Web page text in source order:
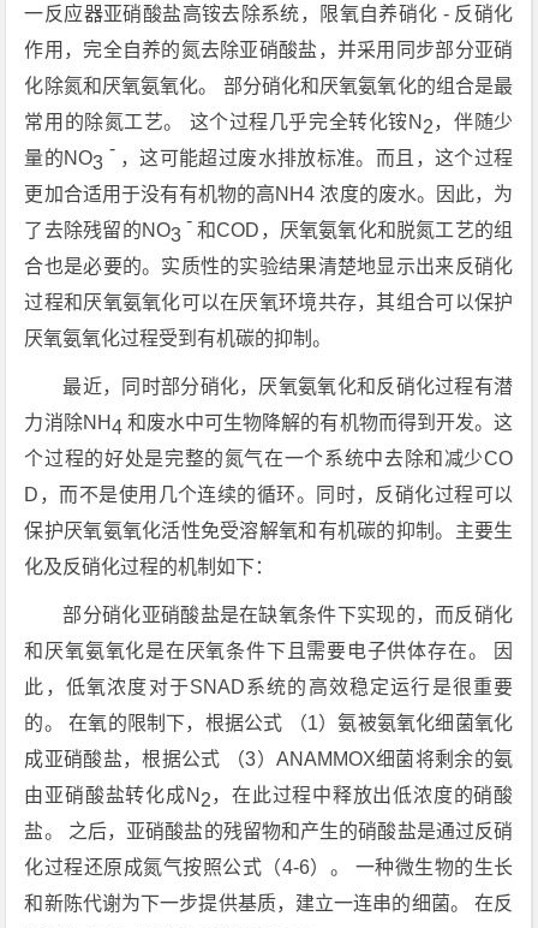
一反应器亚硝酸盐高铵去除系统，限氧自养硝化 - 反硝化
作用，完全自养的氮去除亚硝酸盐，并采用同步部分亚硝
化除氮和厌氧氨氧化。 部分硝化和厌氧氨氧化的组合是最
常用的除氮工艺。 这个过程几乎完全转化铵N 2，伴随少
量的NO3
-，这可能超过废水排放标准。而且，这个过程
更加合适用于没有有机物的高NH4 浓度的废水。因此，为
了去除残留的NO3
-和COD，厌氧氨氧化和脱氮工艺的组
合也是必要的。实质性的实验结果清楚地显示出来反硝化
过程和厌氧氨氧化可以在厌氧环境共存，其组合可以保护
厌氧氨氧化过程受到有机碳的抑制。
最近，同时部分硝化，厌氧氨氧化和反硝化过程有潜
力消除NH4 和废水中可生物降解的有机物而得到开发。这
个过程的好处是完整的氮气在一个系统中去除和减少CO
D，而不是使用几个连续的循环。同时，反硝化过程可以
保护厌氧氨氧化活性免受溶解氧和有机碳的抑制。主要生
化及反硝化过程的机制如下：
部分硝化亚硝酸盐是在缺氧条件下实现的，而反硝化
和厌氧氨氧化是在厌氧条件下且需要电子供体存在。 因
此，低氧浓度对于SNAD系统的高效稳定运行是很重要
的。 在氧的限制下，根据公式 （1）氨被氨氧化细菌氧化
成亚硝酸盐，根据公式 （3）ANAMMOX细菌将剩余的氨
由亚硝酸盐转化成N 2，在此过程中释放出低浓度的硝酸
盐。 之后，亚硝酸盐的残留物和产生的硝酸盐是通过反硝
化过程还原成氮气按照公式（4-6）。 一种微生物的生长
和新陈代谢为下一步提供基质，建立一连串的细菌。 在反